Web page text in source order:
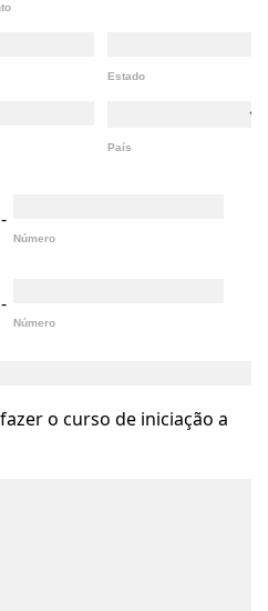
Estado
País
-
Número
-
Número
o curso de iniciação a